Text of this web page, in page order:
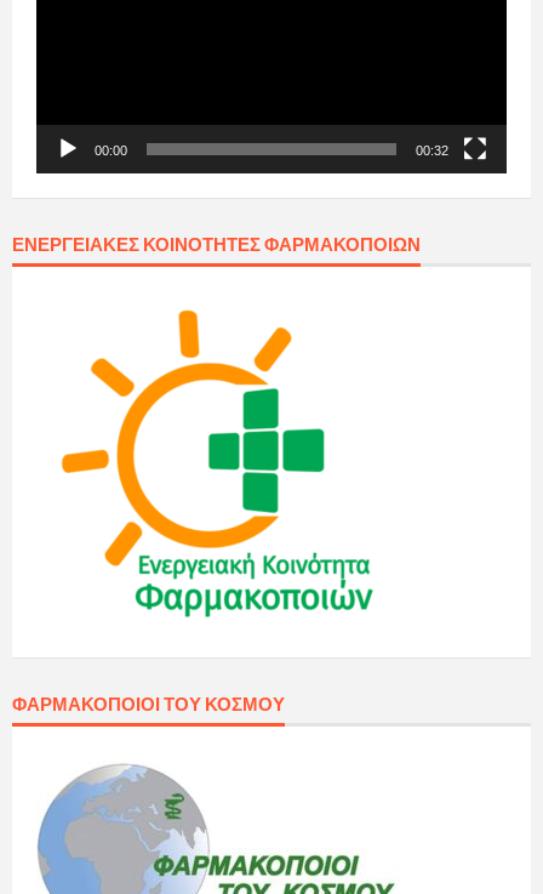
00:00 00:32
ΕΝΕΡΓΕΙΑΚΈΣ ΚΟΙΝΌΤΗΤΕΣ ΦΑΡΜΑΚΟΠΟΙΏΝ
ΦΑΡΜΑΚΟΠΟΙΟΊ ΤΟΥ ΚΌΣΜΟΥ